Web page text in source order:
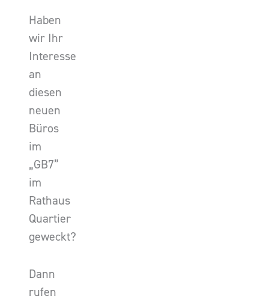
Haben
wir Ihr
Interesse
an
diesen
neuen
Büros
im
„GB7”
im
Rathaus
Quartier
geweckt?
Dann
rufen